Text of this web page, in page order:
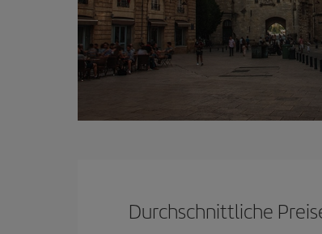
Durchschnittliche